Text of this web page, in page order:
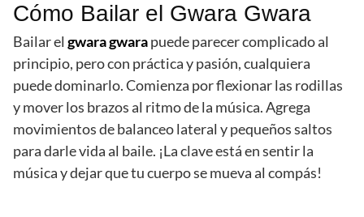
Cómo Bailar el Gwara Gwara
Bailar el gwara gwarapuede parecer complicado al
principio, pero con práctica y pasión, cualquiera
puede dominarlo. Comienza por flexionar las rodillas
y mover los brazos al ritmo de la música. Agrega
movimientos de balanceo lateral y pequeños saltos
para darle vida al baile. ¡La clave está en sentir la
música y dejar que tu cuerpo se mueva al compás!